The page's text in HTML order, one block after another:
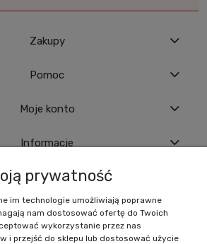
Zakupy
Pomoc
Moje konto
Informacje
Dybowskiego 45/7, 41-208 Sosnowiec, woj.
Tel.: 669966242 | NIP:
REGON: 520502331
prywatność
im technologie umożliwiają poprawne
nam dostosować ofertę do Twoich
wykorzystanie przez nas
i przejść do sklepu lub dostosować użycie